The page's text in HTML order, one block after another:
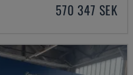
570 347 SEK